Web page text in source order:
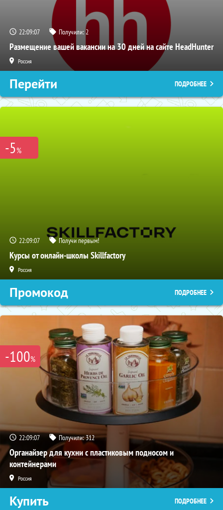
22:09:05 Получили:2
Размещение вашей вакансии на 30 дней на сайте HeadHunter
Россия
Перейти ПОДРОБНЕЕ
-5%
22:09:05 Получи первым!
Курсы от онлайн-школы Skillfactory
Россия
Промокод ПОДРОБНЕЕ
-100%
22:09:05 Получили:312
Органайзер для кухни с пластиковым подносом и
контейнерами
Россия
Купить ПОДРОБНЕЕ